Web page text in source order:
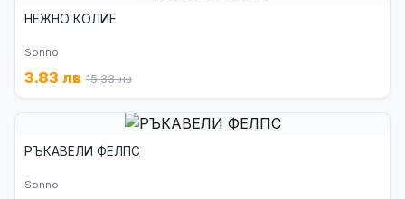
НЕЖНО КОЛИЕ
Sonno
3.83 лв 15.33 лв
РЪКАВЕЛИ ФЕЛПС
Sonno